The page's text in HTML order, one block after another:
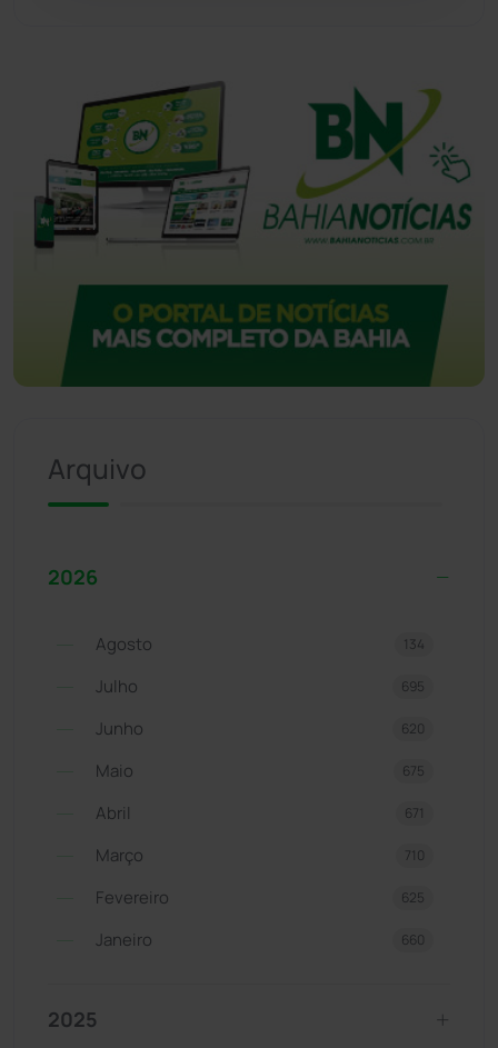
Arquivo
2026
Agosto 134
Julho 695
Junho 620
Maio 675
Abril 671
Março 710
Fevereiro 625
Janeiro 660
2025